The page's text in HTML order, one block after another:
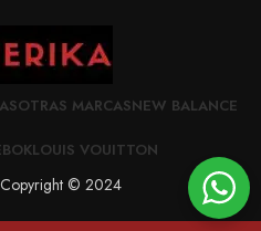
OTRAS MARCASNEW BALANCE
LOUIS VOUITTON
© 2024